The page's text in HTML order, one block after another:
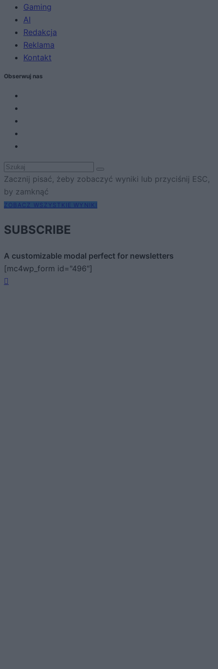
Gaming
AI
Redakcja
Reklama
Kontakt
Obserwuj nas
Zacznij pisać, żeby zobaczyć wyniki lub przyciśnij ESC,
by zamknąć
ZOBACZ WSZYSTKIE WYNIKI
SUBSCRIBE
A customizable modal perfect for newsletters
[mc4wp_form id="496"]